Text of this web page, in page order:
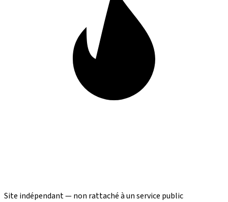
Site indépendant — non rattaché à un service public